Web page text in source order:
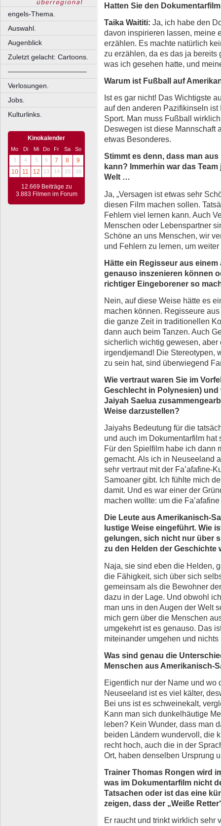
engels-Thema.
Auswahl.
Augenblick
Zuletzt gelacht: Cartoons.
––––––––––––––––––––
Verlosungen.
Jobs.
Kulturlinks.
Kinokalender
Mo Di Mi Do Fr Sa
So
3
4 5 6 7 8
9
10
11 12 13 14 15 16
12.669 Beiträge zu
3.883 Filmen im Forum
Hatten Sie den
Taika Waititi: Ja, ich habe den
davon inspirieren lassen, meine
erzählen. Es machte natürlich
zu erzählen, da es das ja
was ich gesehen hatte, und
Warum ist Fußball auf
Ist es gar nicht! Das Wichtigste
auf den anderen Pazifikinseln
Sport. Man muss Fußball
Deswegen ist diese Mannschaft
etwas Besonderes.
Stimmt es denn, dass man
kann? Immerhin war das
Welt …
Ja, „Versagen ist etwas sehr
diesen Film machen sollen.
Fehlern viel lernen kann. Auch
Menschen oder Lebenspartner
Schöne an uns Menschen, wir
und Fehlern zu lernen, um
Hätte ein Regisseur aus
genauso inszenieren können
richtiger Eingeborener so
Nein, auf diese Weise hätte es
machen können. Regisseure
die ganze Zeit in traditionellen
dann auch beim Tanzen. Auch
sicherlich wichtig gewesen,
irgendjemand! Die Stereotypen,
zu sein hat, sind überwiegend
Wie vertraut waren Sie im
Geschlecht in Polynesien)
Jaiyah Saelua
Weise darzustellen?
Jaiyahs Bedeutung für die
und auch im Dokumentarfilm
Für den Spielfilm habe ich dann
gemacht. Als ich in Neuseeland
sehr vertraut mit der Fa’afafine-
Samoaner gibt. Ich fühlte mich
damit. Und es war einer der
machen wollte: um die
Die Leute aus Amerikanisch-
lustige Weise eingeführt. Wie
gelungen, sich nicht nur über
zu den Helden der Geschichte
Naja, sie sind eben die Helden,
die Fähigkeit, sich über sich
gemeinsam als die Bewohner
dazu in der Lage. Und obwohl
man uns in den Augen der Welt
mich gern über die Menschen
umgekehrt ist es genauso. Das
miteinander umgehen und
Was sind genau die
Menschen aus Amerikanisch-
Eigentlich nur der Name und wo
Neuseeland ist es viel kälter,
Bei uns ist es schweinekalt,
Kann man sich dunkelhäutige
leben? Kein Wunder, dass man
beiden Ländern wundervoll, die
recht hoch, auch die in der
Ort, haben denselben Ursprung
Trainer Thomas Rongen wird
was im Dokumentarfilm nicht
Tatsachen oder ist das eine
zeigen, dass der „Weiße
Er raucht und trinkt wirklich sehr